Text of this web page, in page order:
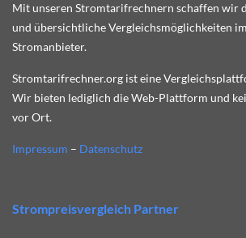
Mit unseren Stromtarifrechnern schaffen wir
und übersichtliche Vergleichsmöglichkeiten
Stromanbieter.
Stromtarifrechner.org ist eine
Wir bieten lediglich die Web-Plattform und
vor Ort.
Impressum – Datenschutz
Strompreisvergleich Partner